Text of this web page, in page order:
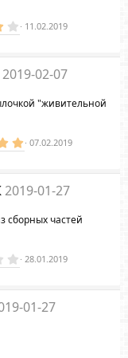
4
.
0
з
в
з
д
11.02.2019
2019-02-07
"живительной
5
.
0
з
в
з
д
07.02.2019
2019-01-27
сборных частей
0
.
0
в
28.01.2019
01-27